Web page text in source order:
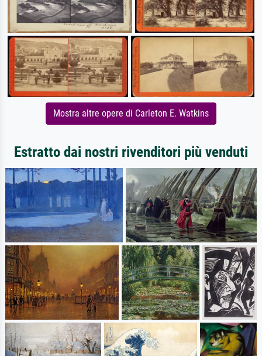
Mostra altre opere di Carleton E. Watkins
Estratto dai nostri rivenditori più venduti